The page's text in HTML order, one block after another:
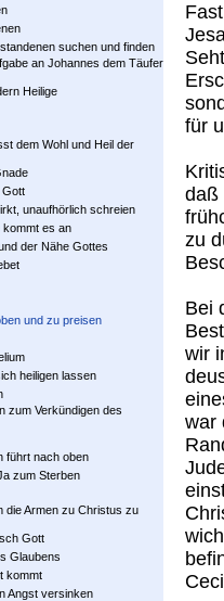
suchen und finden
an Johannes dem Täufer
Heilige
dem Wohl und Heil der
Gott
unaufhörlich schreien
kommt es an
der Nähe Gottes
und zu preisen
heiligen lassen
zum Verkündigen des
führt nach oben
zum Sterben
die Armen zu Christus zu
Gott
Glaubens
kommt
Angst versinken
für
daß
zu
Bei
wir
war